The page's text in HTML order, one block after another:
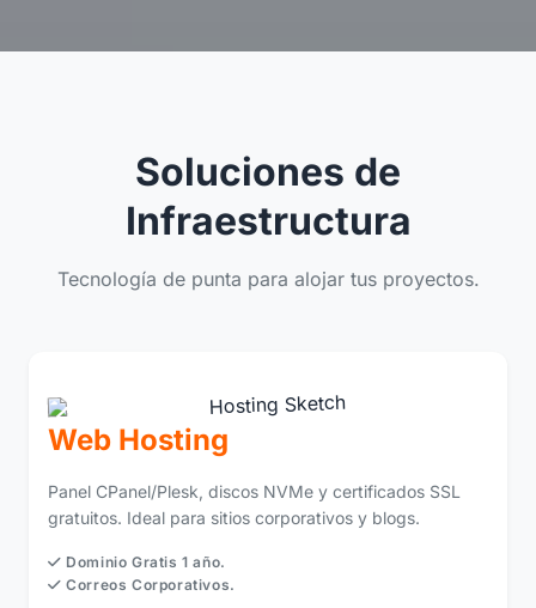
Soluciones de
Infraestructura
Tecnología de punta para alojar tus proyectos.
Web Hosting
Panel CPanel/Plesk, discos NVMe y certificados SSL
gratuitos. Ideal para sitios corporativos y blogs.
Dominio Gratis 1 año.
Correos Corporativos.